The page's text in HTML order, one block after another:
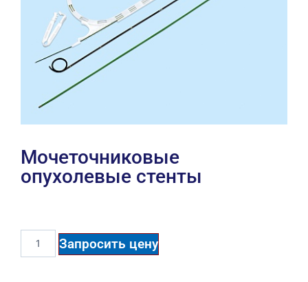
Мочеточниковые
опухолевые стенты
Запросить цену